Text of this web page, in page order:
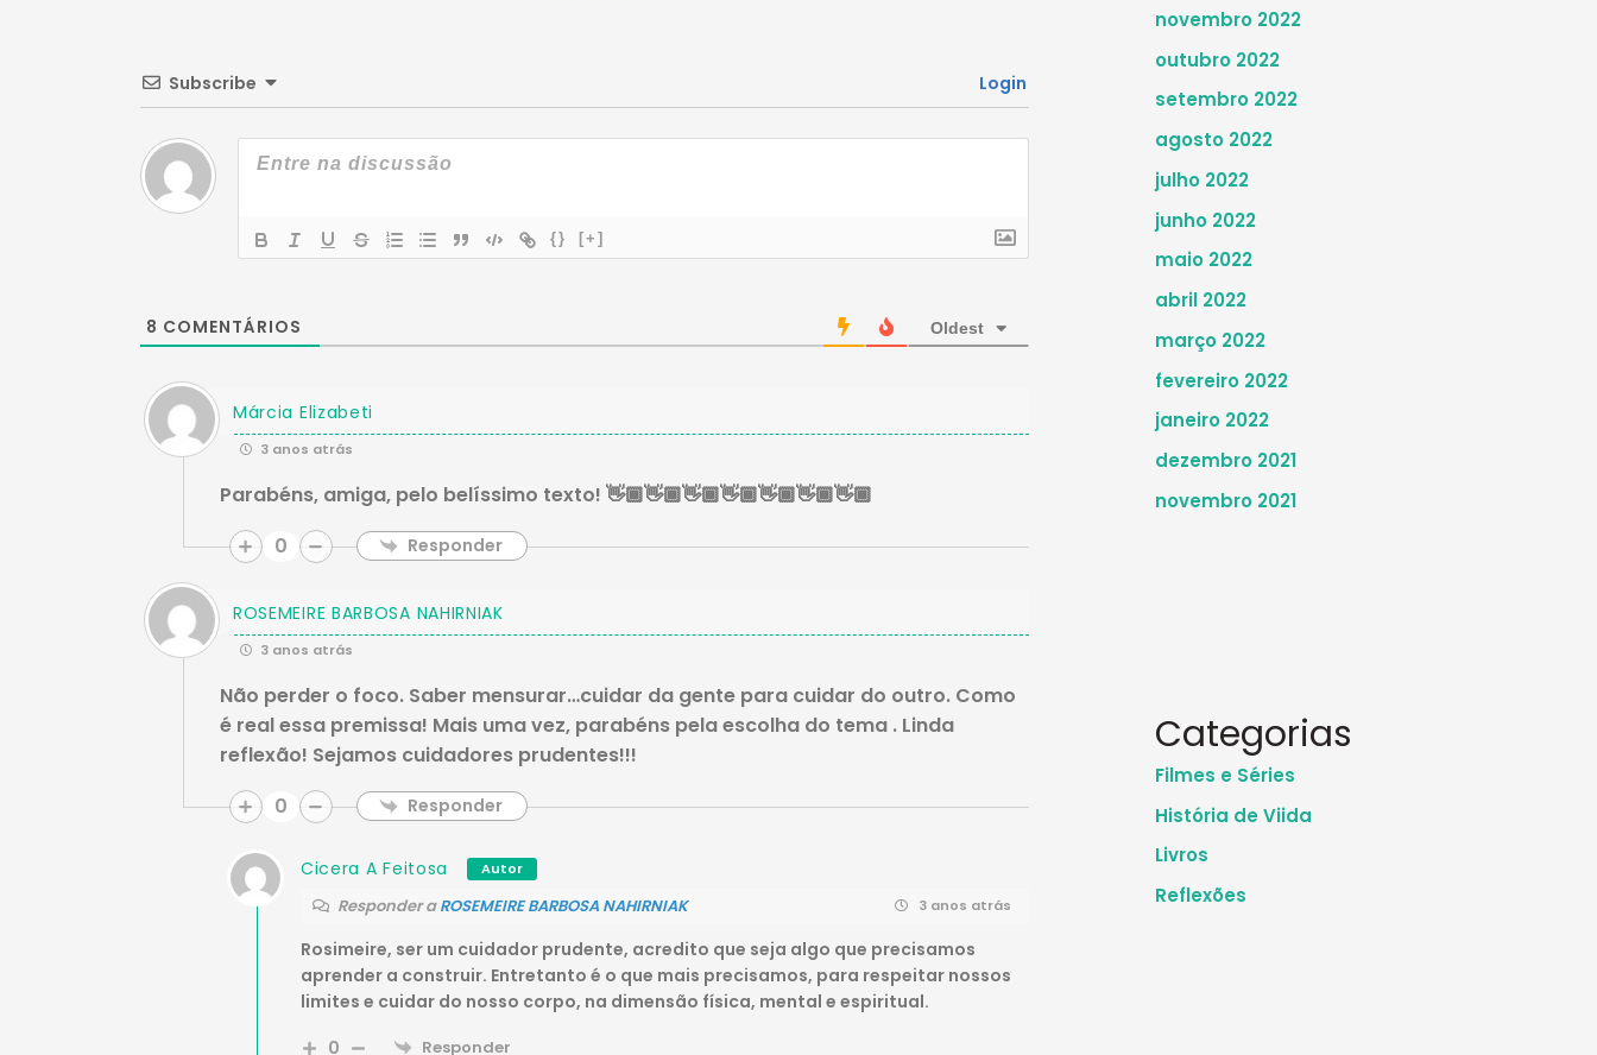
Subscribe Login
{} [+]
8 COMENTÁRIOS Oldest
Márcia Elizabeti
3 anos atrás
Parabéns, amiga, pelo belíssimo texto! 👋🏾👋🏾👋🏾👋🏾👋🏾👋🏾👋🏾
0
Responder
ROSEMEIRE BARBOSA NAHIRNIAK
3 anos atrás
Não perder o foco. Saber mensurar…cuidar da gente para cuidar do outro. Como
é real essa premissa! Mais uma vez, parabéns pela escolha do tema . Linda
reflexão! Sejamos cuidadores prudentes!!!
0
Responder
Cicera A Feitosa Autor
Responder aROSEMEIRE BARBOSA NAHIRNIAK 3 anos atrás
Rosimeire, ser um cuidador prudente, acredito que seja algo que precisamos
aprender a construir. Entretanto é o que mais precisamos, para respeitar nossos
limites e cuidar do nosso corpo, na dimensão física, mental e espiritual.
0
Responder
novembro 2022
outubro 2022
setembro 2022
agosto 2022
julho 2022
junho 2022
maio 2022
abril 2022
março 2022
fevereiro 2022
janeiro 2022
dezembro 2021
novembro 2021
Categorias
Filmes e Séries
História de Viida
Livros
Reflexões